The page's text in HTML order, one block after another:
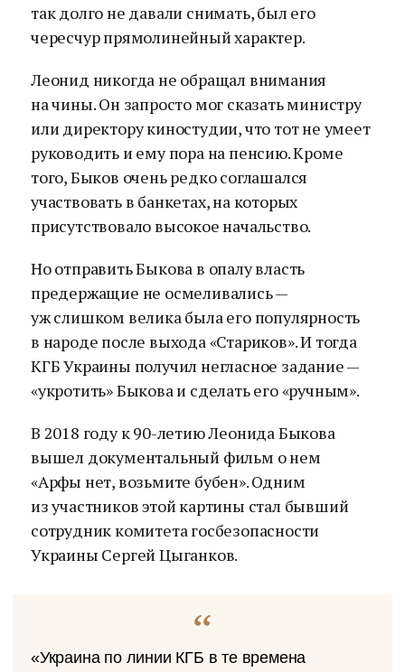
так долго не давали снимать, был его
чересчур прямолинейный характер.
Леонид никогда не обращал внимания
на чины. Он запросто мог сказать министру
или директору киностудии, что тот не умеет
руководить и ему пора на пенсию. Кроме
того, Быков очень редко соглашался
участвовать в банкетах, на которых
присутствовало высокое начальство.
Но отправить Быкова в опалу власть
предержащие не осмеливались —
уж слишком велика была его популярность
в народе после выхода «Стариков». И тогда
КГБ Украины получил негласное задание —
«укротить» Быкова и сделать его «ручным».
В 2018 году к 90-летию Леонида Быкова
вышел документальный фильм о нем
«Арфы нет, возьмите бубен». Одним
из участников этой картины стал бывший
сотрудник комитета госбезопасности
Украины Сергей Цыганков.
«Украина по линии КГБ в те времена